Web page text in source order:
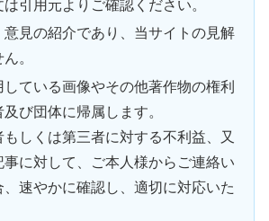
引用元よりご確認ください。
意見の紹介であり、当サイトの見解
。
ている画像やその他著作物の権利
び団体に帰属します。
しくは第三者に対する不利益、又
事に対して、ご本人様からご連絡い
、速やかに確認し、適切に対応いた